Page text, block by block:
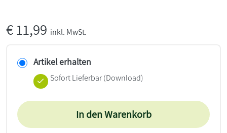
€11,99 inkl. MwSt.
Artikel erhalten
Sofort Lieferbar (Download)
In den Warenkorb